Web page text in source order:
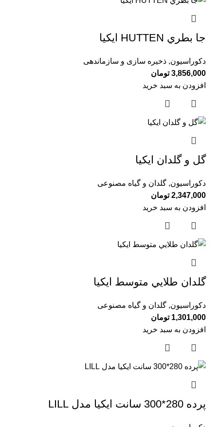
جا بطري HUTTEN ايكيا
دکوراسیون, ذخیره سازی و سازماندهی
3,856,000 تومان
افزودن به سبد خرید
گل و گلدان ايكيا
دکوراسیون, گلدان و گیاه مصنوعی
2,347,000 تومان
افزودن به سبد خرید
گلدان طلايي متوسط ايكيا
دکوراسیون, گلدان و گیاه مصنوعی
1,301,000 تومان
افزودن به سبد خرید
پرده 280*300 سانت ایكیا مدل LILL